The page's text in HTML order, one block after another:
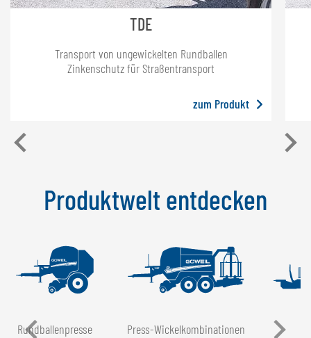
TDE
Transport von ungewickelten Rundballen
Zinkenschutz für Straßentransport
zum Produkt
Produktwelt entdecken
Rundballen­presse Press-Wickel­kombinationen